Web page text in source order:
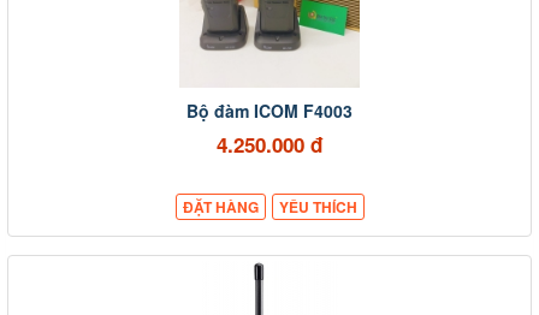
Bộ đàm ICOM F4003
4.250.000 đ
ĐẶT HÀNG YÊU THÍCH